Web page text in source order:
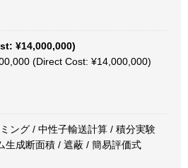
¥14,000,000)
(Direct Cost: ¥14,000,000)
ング / 中性子輸送計算 / 積分実験
生成断面積 / 遮蔽 / 簡易評価式